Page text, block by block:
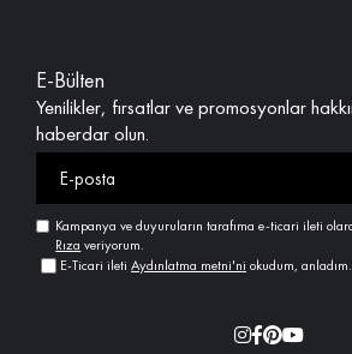
E-Bülten
Yenilikler, fırsatlar ve promosyonlar
haberdar olun.
Kampanya ve duyuruların tarafıma e-ticari ileti
Rıza veriyorum.
E-Ticari ileti Aydınlatma metni'ni okudum, anladım.